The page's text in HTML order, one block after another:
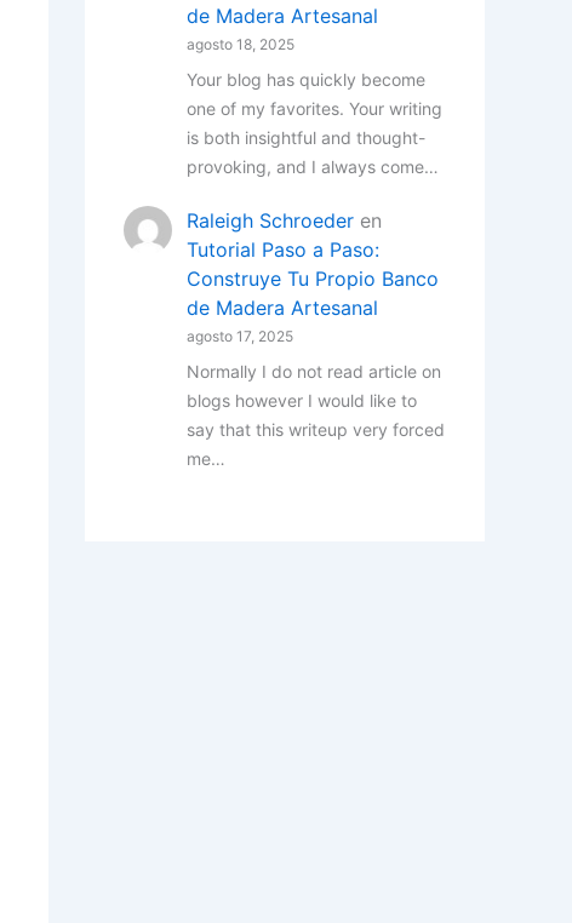
de Madera Artesanal
agosto 18, 2025
Your blog has quickly become
one of my favorites. Your writing
is both insightful and thought-
provoking, and I always come…
Raleigh Schroeder en
Tutorial Paso a Paso:
Construye Tu Propio Banco
de Madera Artesanal
agosto 17, 2025
Normally I do not read article on
blogs however I would like to
say that this writeup very forced
me…